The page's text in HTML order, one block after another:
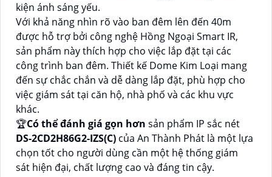
kiện ánh sáng yếu.
Với khả năng nhìn rõ vào ban đêm lên đến 40m
được hỗ trợ bởi công nghệ Hồng Ngoại Smart IR,
sản phẩm này thích hợp cho việc lắp đặt tại các
công trình ban đêm. Thiết kế Dome Kim Loại mang
đến sự chắc chắn và dễ dàng lắp đặt, phù hợp cho
việc giám sát tại căn hộ, nhà phố và các khu vực
khác.
🏆Có thể đánh giá gọn hơn sản phẩm IP sắc nét
DS-2CD2H86G2-IZS(C) của An Thành Phát là một lựa
chọn tốt cho người dùng cần một hệ thống giám
sát hiện đại, chất lượng cao và đáng tin cậy.